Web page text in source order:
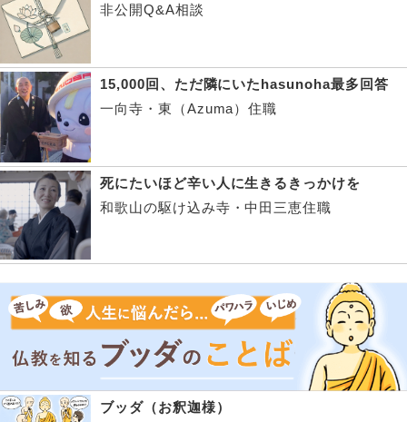
非公開Q&A相談
15,000回、ただ隣にいたhasunoha最多回答
一向寺・東（Azuma）住職
死にたいほど辛い人に生きるきっかけを
和歌山の駆け込み寺・中田三恵住職
ブッダ（お釈迦様）